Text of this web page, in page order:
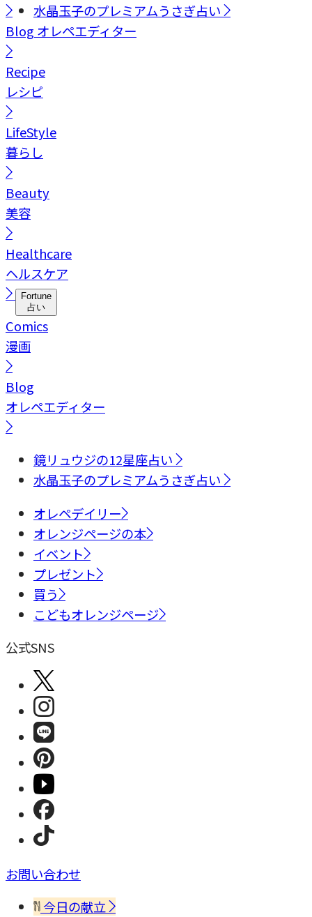
水晶玉子のプレミアムうさぎ占い
Blog オレペエディター
Recipe
レシピ
LifeStyle
暮らし
Beauty
美容
Healthcare
ヘルスケア
Fortune
占い
Comics
漫画
Blog
オレペエディター
鏡リュウジの12星座占い
水晶玉子のプレミアムうさぎ占い
オレペデイリー
オレンジページの本
イベント
プレゼント
買う
こどもオレンジページ
公式SNS
お問い合わせ
今日の献立